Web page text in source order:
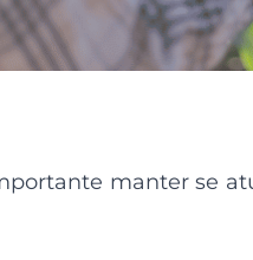
manter se